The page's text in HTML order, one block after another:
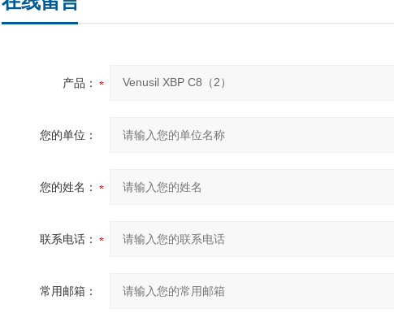
产品：
您的单位：
您的姓名：
联系电话：
常用邮箱：